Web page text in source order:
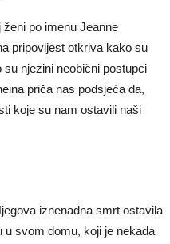
ženi po imenu Jeanne
pripovijest otkriva kako su
njezini neobični postupci
priča nas podsjeća da,
koje su nam ostavili naši
iznenadna smrt ostavila
u svom domu, koji je nekada